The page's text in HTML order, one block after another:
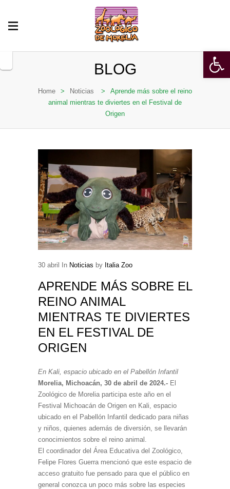
BLOG
Home > Noticias >
Aprende más sobre el reino
animal mientras te diviertes en el Festival de
Origen
30 abril In Noticias by Italia Zoo
APRENDE MÁS SOBRE EL
REINO ANIMAL
MIENTRAS TE DIVIERTES
EN EL FESTIVAL DE
ORIGEN
En Kali, espacio ubicado en el Pabellón Infantil
Morelia, Michoacán, 30 de abril de 2024.- El
Zoológico de Morelia participa este año en el
Festival Michoacán de Origen en Kali, espacio
ubicado en el Pabellón Infantil dedicado para niñas
y niños, quienes además de diversión, se llevarán
conocimientos sobre el reino animal.
El coordinador del Área Educativa del Zoológico,
Felipe Flores Guerra mencionó que este espacio de
acceso gratuito fue pensado para que el público en
general conozca un poco más sobre las especies